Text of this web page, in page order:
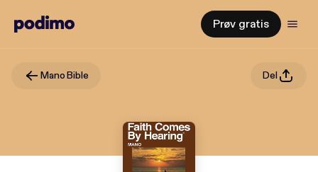
Prøv gratis
Mano Bible Del